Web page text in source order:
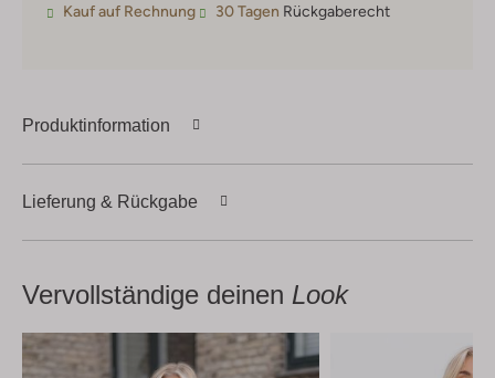
Kauf auf Rechnung 30 Tagen Rückgaberecht
Produktinformation
Lieferung & Rückgabe
Vervollständige deinen Look